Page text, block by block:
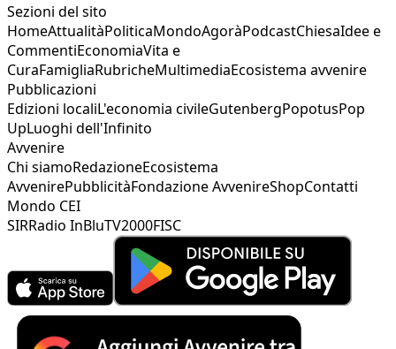
Sezioni del sito
HomeAttualitàPoliticaMondoAgoràPodcastChiesaIdee e
CommentiEconomiaVita e
CuraFamigliaRubricheMultimediaEcosistema avvenire
Pubblicazioni
Edizioni localiL'economia civileGutenbergPopotusPop
UpLuoghi dell'Infinito
Avvenire
Chi siamoRedazioneEcosistema
AvvenirePubblicitàFondazione AvvenireShopContatti
Mondo CEI
SIRRadio InBluTV2000FISC